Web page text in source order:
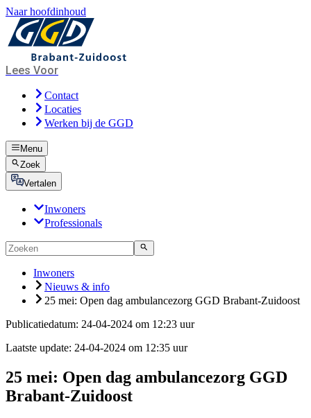
Naar hoofdinhoud
Lees Voor
Contact
Locaties
Werken bij de GGD
Menu
Zoek
Vertalen
Inwoners
Professionals
Inwoners
Nieuws & info
25 mei: Open dag ambulancezorg GGD Brabant-Zuidoost
Publicatiedatum: 24-04-2024 om 12:23 uur
Laatste update: 24-04-2024 om 12:35 uur
25 mei: Open dag ambulancezorg GGD
Brabant-Zuidoost